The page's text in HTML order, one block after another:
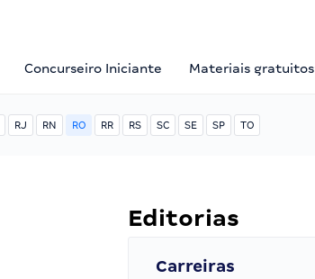
Concurseiro Iniciante Materiais gratuitos
RJ RN RO RR RS SC SE SP TO
Editorias
Carreiras